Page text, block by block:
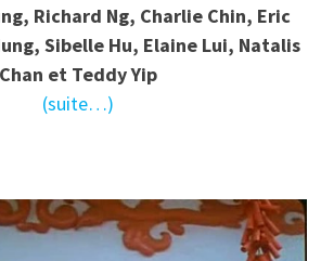
Richard Ng, Charlie Chin, Eric
Sibelle Hu, Elaine Lui, Natalis
Chan et Teddy Yip
(suite…)